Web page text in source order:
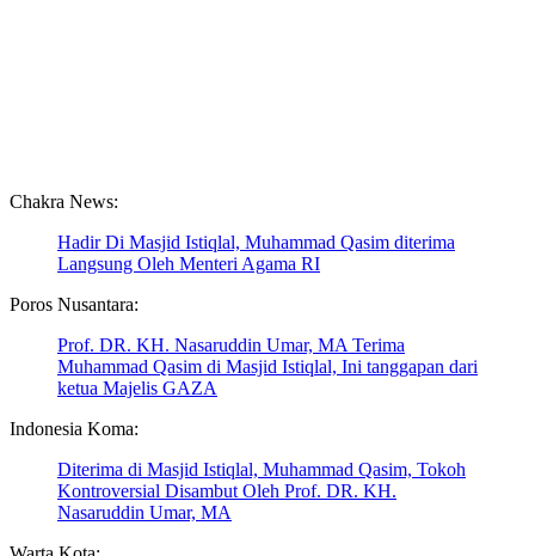
Chakra News:
Hadir Di Masjid Istiqlal, Muhammad Qasim diterima
Langsung Oleh Menteri Agama RI
Poros Nusantara:
Prof. DR. KH. Nasaruddin Umar, MA Terima
Muhammad Qasim di Masjid Istiqlal, Ini tanggapan dari
ketua Majelis GAZA
Indonesia Koma:
Diterima di Masjid Istiqlal, Muhammad Qasim, Tokoh
Kontroversial Disambut Oleh Prof. DR. KH.
Nasaruddin Umar, MA